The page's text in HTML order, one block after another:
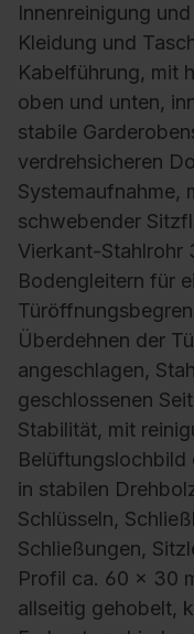
Innenreinigung
Kleidung und
Kabelführung, mit
oben und unten,
stabile
verdrehsicheren
Systemaufnahme,
schwebender
Vierkant-Stahlrohr
Bodengleitern für
Überdehnen der
angeschlagen,
geschlossenen
Stabilität, mit
Belüftungslochbild
in stabilen
Schlüsseln,
Schließungen,
Profil ca. 60 x 30
allseitig gehobelt,